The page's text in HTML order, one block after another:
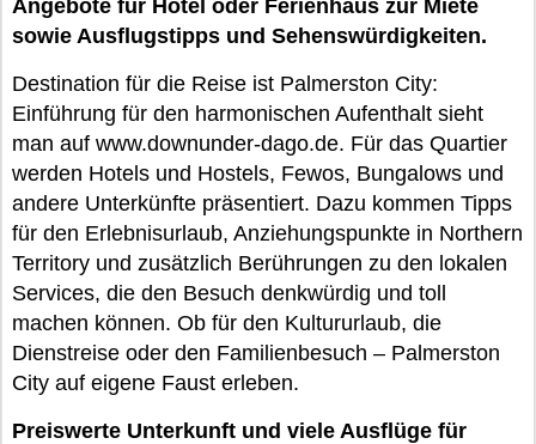
Angebote für Hotel oder Ferienhaus zur Miete
sowie Ausflugstipps und Sehenswürdigkeiten.
Destination für die Reise ist Palmerston City:
Einführung für den harmonischen Aufenthalt sieht
man auf www.downunder-dago.de. Für das Quartier
werden Hotels und Hostels, Fewos, Bungalows und
andere Unterkünfte präsentiert. Dazu kommen Tipps
für den Erlebnisurlaub, Anziehungspunkte in Northern
Territory und zusätzlich Berührungen zu den lokalen
Services, die den Besuch denkwürdig und toll
machen können. Ob für den Kultururlaub, die
Dienstreise oder den Familienbesuch – Palmerston
City auf eigene Faust erleben.
Preiswerte Unterkunft und viele Ausflüge für